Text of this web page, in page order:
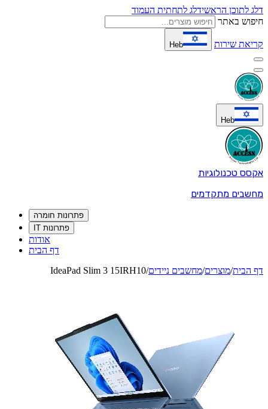
דלג לתוכן הראשידלג לתחתית העמוד
חיפוש באתר
קריאת שירות Heb
Heb
אקסס טכנולוגיות
מחשבים מתקדמים
פתרונות חומרה
פתרונות IT
אודות
דף הבית
דף הבית/מוצרים/מחשבים ניידים/
IdeaPad Slim 3 15IRH10